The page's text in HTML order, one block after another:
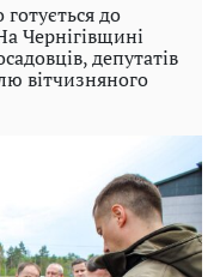
готується до
Чернігівщині
депутатів
вітчизняного